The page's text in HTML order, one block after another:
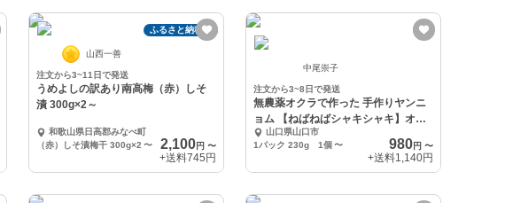
ふるさと納税可
山西一善
注文から3~11日で発送
うめよしの訳あり南高梅（赤）しそ
漬 300g×2～
和歌山県日高郡みなべ町
（赤）しそ漬梅干 300g×2 〜 2,100円〜
+送料745円
中尾崇子
注文から3~8日で発送
無農薬オクラで作った 手作りヤンニ
ョム 【ねばねばシャキシャキ】オク
ラキムチ
山口県山口市
1パック 230g 1個 〜 980円 〜
+送料1,140円